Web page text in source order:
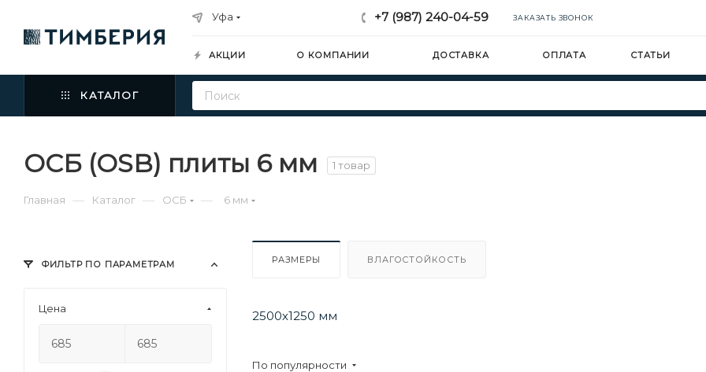
Уфа +7 (987) 240-04-59 ЗАКАЗАТЬ ЗВОНОК
АКЦИИ О КОМПАНИИ ДОСТАВКА ОПЛАТА СТАТЬИ
КАТАЛОГ
ОСБ (OSB) плиты 6 мм 1 товар
Главная — Каталог — ОСБ — 6 мм
РАЗМЕРЫ ВЛАГОСТОЙКОСТЬ
2500х1250 мм
По популярности
ФИЛЬТР ПО ПАРАМЕТРАМ
Цена